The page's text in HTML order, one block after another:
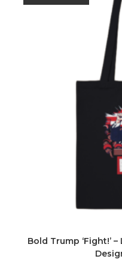
Bold Trump ‘Fight!’